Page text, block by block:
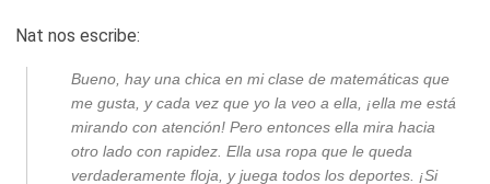
Nat nos escribe:
Bueno, hay una chica en mi clase de matemáticas que
me gusta, y cada vez que yo la veo a ella, ¡ella me está
mirando con atención! Pero entonces ella mira hacia
otro lado con rapidez. Ella usa ropa que le queda
verdaderamente floja, y juega todos los deportes. ¡Si